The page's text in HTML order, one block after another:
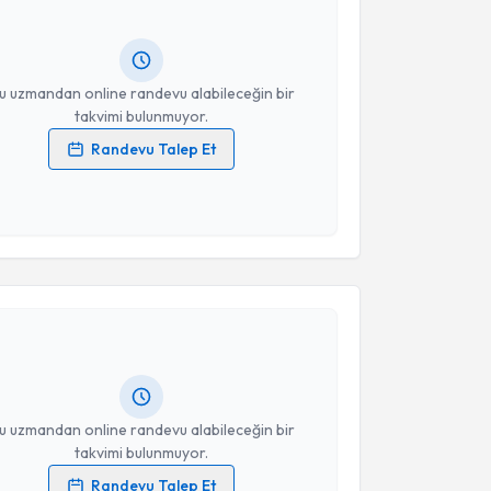
uzmandan online randevu alabileceğin bir
takvimi bulunmuyor.
Randevu Talep Et
verilerimin işlenmesine ilişkinAydınlatma Metni
Takvim Talebini Gönder
uzmandan online randevu alabileceğin bir
takvimi bulunmuyor.
Randevu Talep Et
Talebi
Aslıhan Karakaş